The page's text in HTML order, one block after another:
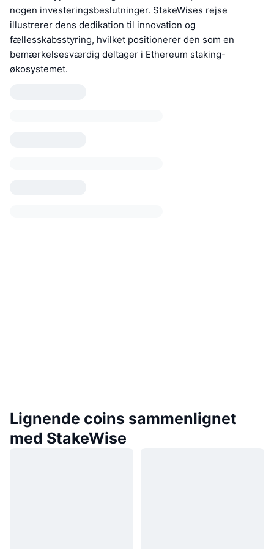
nogen investeringsbeslutninger. StakeWises rejse
illustrerer dens dedikation til innovation og
fællesskabsstyring, hvilket positionerer den som en
bemærkelsesværdig deltager i Ethereum staking-
økosystemet.
Lignende coins sammenlignet
med StakeWise